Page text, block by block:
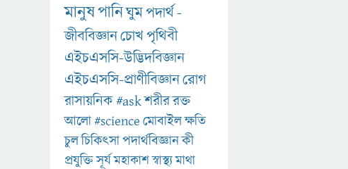
মানুষপানিঘুমপদার্থ-
জীববিজ্ঞানচোখপৃথিবী
এইচএসসি-উদ্ভিদবিজ্ঞান
এইচএসসি-প্রাণীবিজ্ঞানরোগ
রাসায়নিক#askশরীররক্ত
আলো#scienceমোবাইলক্ষতি
চুলচিকিৎসাপদার্থবিজ্ঞানকী
প্রযুক্তিসূর্যমহাকাশস্বাস্থ্যমাথা